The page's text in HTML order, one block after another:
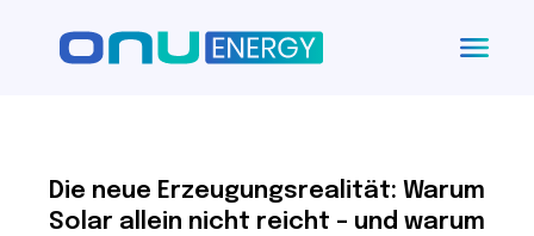
Die neue Erzeugungsrealität: Warum
Solar allein nicht reicht – und warum